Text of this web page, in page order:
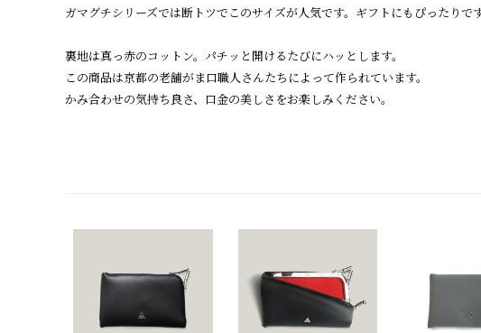
ガマグチシリーズでは断トツでこのサイズが人気です。ギフトにもぴったりです
裏地は真っ赤のコットン。パチッと開けるたびにハッとします。
この商品は京都の老舗がま口職人さんたちによって作られています。
かみ合わせの気持ち良さ、口金の美しさをお楽しみください。